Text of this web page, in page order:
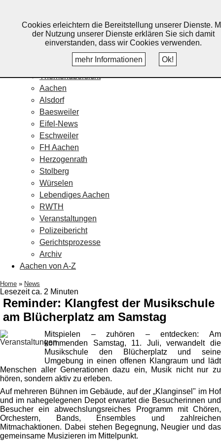
Home
Veranstaltungskalender
Themenübersicht
Aachen
Alsdorf
Baesweiler
Eifel-News
Eschweiler
FH Aachen
Herzogenrath
Stolberg
Würselen
Lebendiges Aachen
RWTH
Veranstaltungen
Polizeibericht
Gerichtsprozesse
Archiv
Aachen von A-Z
Home » News
Lesezeit ca. 2 Minuten
Reminder: Klangfest der Musikschule
am Blücherplatz am Samstag
Mitspielen – zuhören – entdecken: Am
kommenden Samstag, 11. Juli, verwandelt die
Musikschule den Blücherplatz und seine
Umgebung in einen offenen Klangraum und lädt
Menschen aller Generationen dazu ein, Musik nicht nur zu
hören, sondern aktiv zu erleben.
Auf mehreren Bühnen im Gebäude, auf der „Klanginsel" im Hof
und im nahegelegenen Depot erwartet die Besucherinnen und
Besucher ein abwechslungsreiches Programm mit Chören,
Orchestern, Bands, Ensembles und zahlreichen
Mitmachaktionen. Dabei stehen Begegnung, Neugier und das
gemeinsame Musizieren im Mittelpunkt.
Cookies erleichtern die Bereitstellung unserer Dienste.
der Nutzung unserer Dienste erklären Sie sich damit
einverstanden, dass wir Cookies verwenden.
mehr Informationen
Ok!